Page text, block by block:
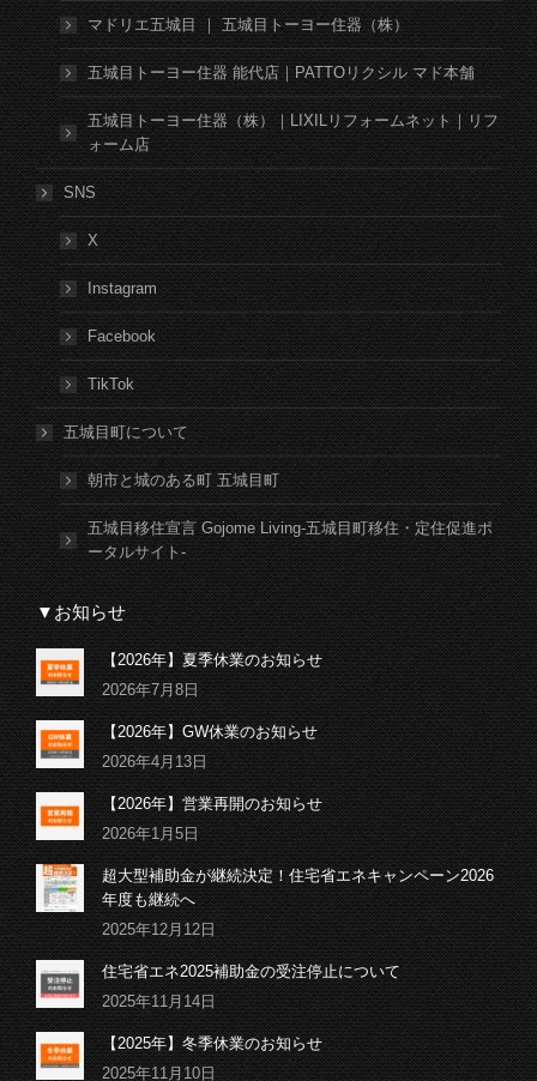
マドリエ五城目 ｜ 五城目トーヨー住器（株）
五城目トーヨー住器 能代店｜PATTOリクシル マド本舗
五城目トーヨー住器（株）｜LIXILリフォームネット｜リフ
ォーム店
SNS
X
Instagram
Facebook
TikTok
五城目町について
朝市と城のある町 五城目町
五城目移住宣言 Gojome Living-五城目町移住・定住促進ポ
ータルサイト-
▼お知らせ
【2026年】夏季休業のお知らせ
2026年7月8日
【2026年】GW休業のお知らせ
2026年4月13日
【2026年】営業再開のお知らせ
2026年1月5日
超大型補助金が継続決定！住宅省エネキャンペーン2026
年度も継続へ
2025年12月12日
住宅省エネ2025補助金の受注停止について
2025年11月14日
【2025年】冬季休業のお知らせ
2025年11月10日